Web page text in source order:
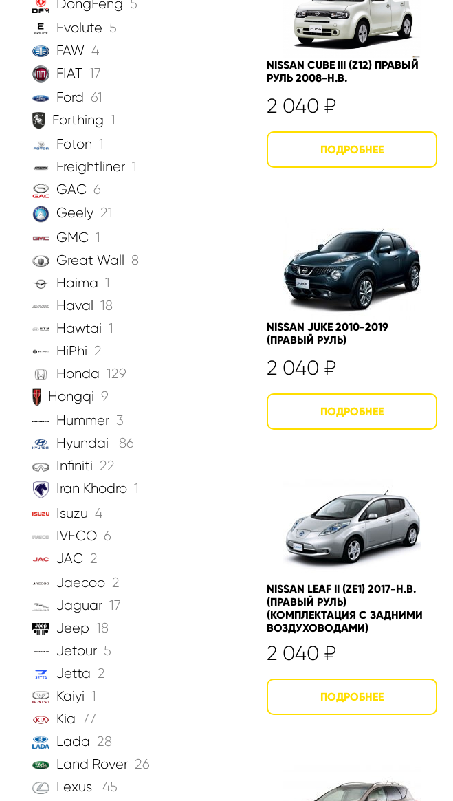
DongFeng 5
Evolute 5
FAW 4
FIAT 17
Ford 61
Forthing 1
Foton 1
Freightliner 1
GAC 6
Geely 21
GMC 1
Great Wall 8
Haima 1
Haval 18
Hawtai 1
HiPhi 2
Honda 129
Hongqi 9
Hummer 3
Hyundai
86
Infiniti 22
Iran Khodro 1
Isuzu 4
IVECO 6
JAC 2
Jaecoo 2
Jaguar 17
Jeep 18
Jetour 5
Jetta 2
Kaiyi 1
Kia 77
Lada 28
Land Rover 26
Lexus
45
NISSAN CUBE III (Z12) ПРАВЫЙ
РУЛЬ 2008-Н.В.
2 040 ₽
NISSAN JUKE 2010-2019
(ПРАВЫЙ РУЛЬ)
2 040 ₽
NISSAN LEAF II (ZE1) 2017-Н.В.
(ПРАВЫЙ РУЛЬ)
(КОМПЛЕКТАЦИЯ С ЗАДНИМИ
ВОЗДУХОВОДАМИ)
2 040 ₽